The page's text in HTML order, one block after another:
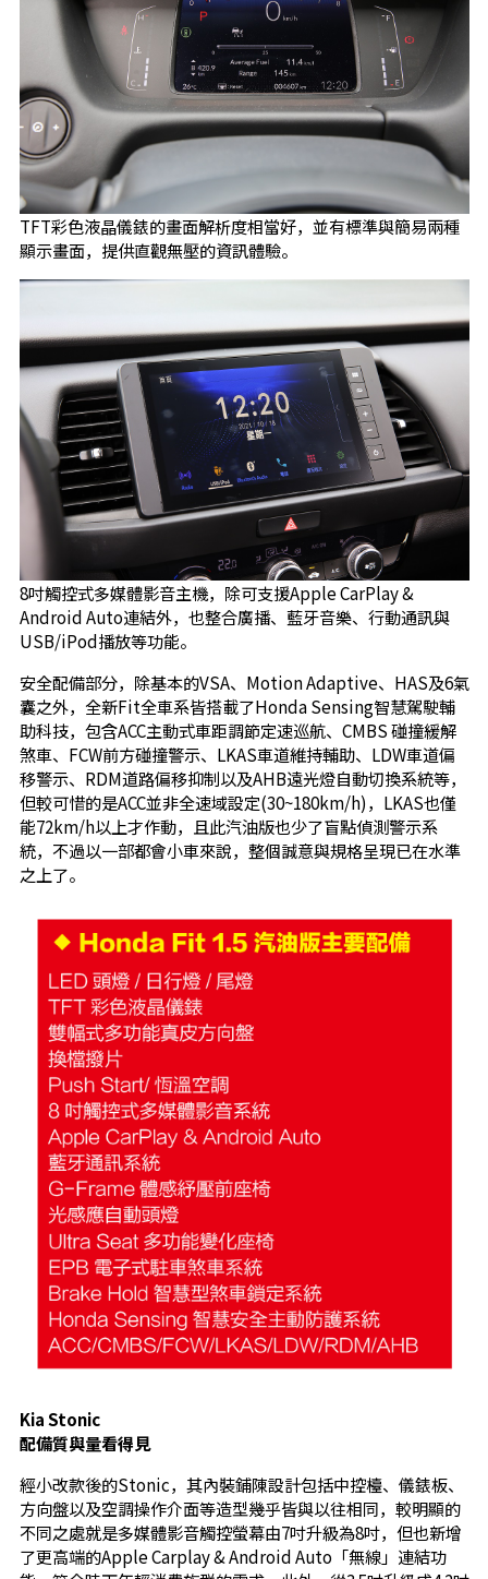
TFT彩色液晶儀錶的畫面解析度相當好，並有標準與簡易兩種
顯示畫面，提供直觀無壓的資訊體驗。
8吋觸控式多媒體影音主機，除可支援Apple CarPlay &
Android Auto連結外，也整合廣播、藍牙音樂、行動通訊與
USB/iPod播放等功能。
安全配備部分，除基本的VSA、Motion Adaptive、HAS及6氣
囊之外，全新Fit全車系皆搭載了Honda Sensing智慧駕駛輔
助科技，包含ACC主動式車距調節定速巡航、CMBS 碰撞緩解
煞車、FCW前方碰撞警示、LKAS車道維持輔助、LDW車道偏
移警示、RDM道路偏移抑制以及AHB遠光燈自動切換系統等，
但較可惜的是ACC並非全速域設定(30~180km/h)，LKAS也僅
能72km/h以上才作動，且此汽油版也少了盲點偵測警示系
統，不過以一部都會小車來說，整個誠意與規格呈現已在水準
之上了。
Kia Stonic
配備質與量看得見
經小改款後的Stonic，其內裝鋪陳設計包括中控檯、儀錶板、
方向盤以及空調操作介面等造型幾乎皆與以往相同，較明顯的
不同之處就是多媒體影音觸控螢幕由7吋升級為8吋，但也新增
了更高端的Apple Carplay & Android Auto「無線」連結功